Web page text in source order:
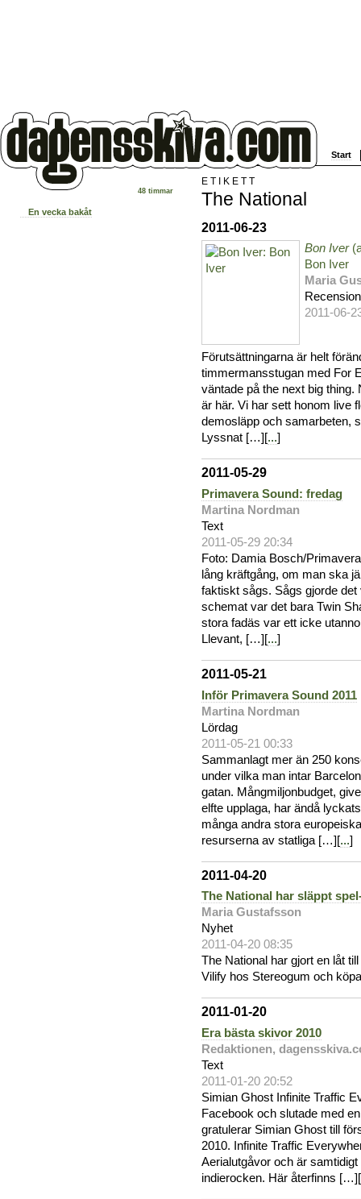
Start
48 timmar
En vecka bakåt
ETIKETT
The National
2011-06-23
Bon Iver
Bon Iver
Maria
Recension
2011-06-
Förutsättningarna är helt
timmermansstugan med For
väntade på the next big thing.
är här. Vi har sett honom live
demosläpp och samarbeten,
Lyssnat […][...]
2011-05-29
Primavera Sound: fredag
Martina Nordman
Text
2011-05-29 20:34
Foto: Damia Bosch/
lång kräftgång, om man ska
faktiskt sågs. Sågs gjorde
schemat var det bara Twin
stora fadäs var ett icke
Llevant, […][...]
2011-05-21
Inför Primavera Sound 2011
Martina Nordman
Lördag
2011-05-21 00:33
Sammanlagt mer än 250
under vilka man intar
gatan. Mångmiljonbudget,
elfte upplaga, har ändå
många andra stora
resurserna av statliga […][...]
2011-04-20
The National har släppt
Maria Gustafsson
Nyhet
2011-04-20 08:35
The National har gjort en låt
Vilify hos Stereogum och
2011-01-20
Era bästa skivor 2010
Redaktionen,
Text
2011-01-20 20:52
Simian Ghost Infinite Traffic
Facebook och slutade med
gratulerar Simian Ghost till
2010. Infinite Traffic
Aerialutgåvor och är
indierocken. Här återfinns […][